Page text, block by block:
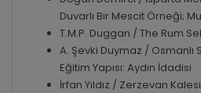
Duvarlı Bir Mescit Örneği;
T.M.P. Duggan / The Rum
A. Şevki Duymaz / Osmanlı
Eğitim Yapısı: Aydın İdadisi
İrfan Yıldız / Zerzevan